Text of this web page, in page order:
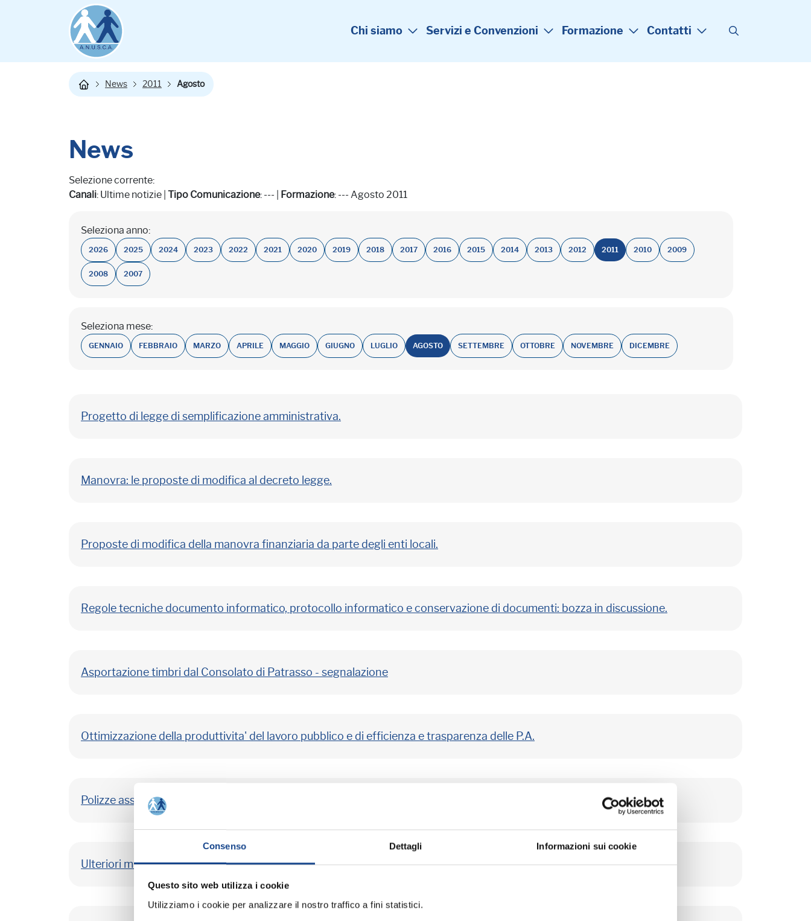
Consenso Dettagli Informazioni sui cookie
Questo sito web utilizza i cookie
Utilizziamo i cookie per analizzare il nostro traffico a fini statistici.
Chi siamo Servizi e Convenzioni Formazione Contatti
News 2011 Agosto
News
Selezione corrente:
Canali: Ultime notizie | Tipo Comunicazione: --- | Formazione: --- Agosto 2011
Seleziona anno:
2026 2025 2024 2023 2022 2021 2020 2019 2018 2017 2016 2015 2014 2013 2012 2011 2010 2009
2008 2007
Seleziona mese:
GENNAIO FEBBRAIO MARZO APRILE MAGGIO GIUGNO LUGLIO AGOSTO SETTEMBRE OTTOBRE NOVEMBRE DICEMBRE
Progetto di legge di semplificazione amministrativa.
Manovra: le proposte di modifica al decreto legge.
Proposte di modifica della manovra finanziaria da parte degli enti locali.
Regole tecniche documento informatico, protocollo informatico e conservazione di documenti: bozza in discussione.
Asportazione timbri dal Consolato di Patrasso - segnalazione
Ottimizzazione della produttivita' del lavoro pubblico e di efficienza e trasparenza delle P.A.
Polizze assicurative e dati personali dei defunti
Ulteriori misure urgenti per la stabilizzazione finanziaria e per lo sviluppo.